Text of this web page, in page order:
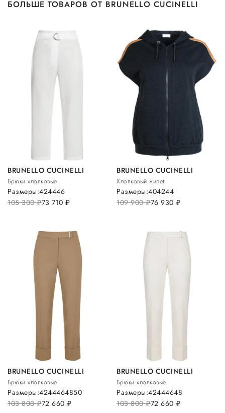
БОЛЬШЕ ТОВАРОВ ОТ BRUNELLO CUCINELLI
BRUNELLO CUCINELLI
Брюки хлопковые
105 300руб.73 710 руб.
Размеры:424446
BRUNELLO CUCINELLI
Хлопковый жилет
109 900руб.76 930руб.
Размеры:404244
BRUNELLO CUCINELLI
Брюки хлопковые
103 800руб.72 660 руб.
Размеры:4244464850
BRUNELLO CUCINELLI
Брюки хлопковые
103 800руб.72 660руб.
Размеры:42444648